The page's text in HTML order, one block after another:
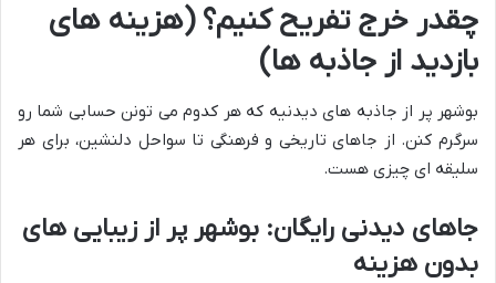
چقدر خرج تفریح کنیم؟ (هزینه های
بازدید از جاذبه ها)
بوشهر پر از جاذبه های دیدنیه که هر کدوم می تونن حسابی شما رو
سرگرم کنن. از جاهای تاریخی و فرهنگی تا سواحل دلنشین، برای هر
سلیقه ای چیزی هست.
جاهای دیدنی رایگان: بوشهر پر از زیبایی های
بدون هزینه